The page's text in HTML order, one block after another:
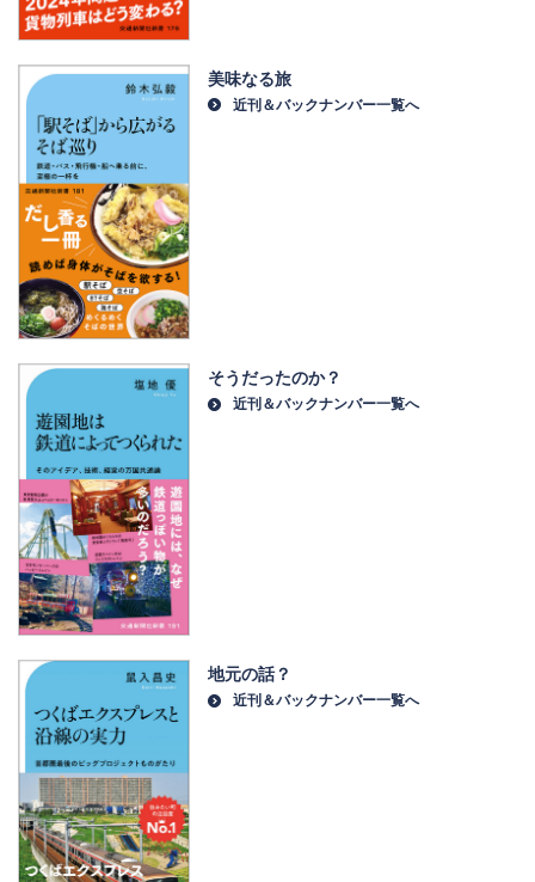
美味なる旅
近刊＆バックナンバー一覧へ
そうだったのか？
近刊＆バックナンバー一覧へ
地元の話？
近刊＆バックナンバー一覧へ